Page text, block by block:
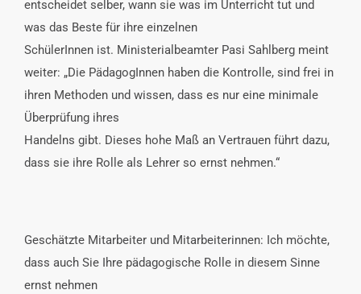
entscheidet selber, wann sie was im Unterricht tut und
was das Beste für ihre einzelnen
SchülerInnen ist. Ministerialbeamter Pasi Sahlberg meint
weiter: „Die PädagogInnen haben die Kontrolle, sind frei in
ihren Methoden und wissen, dass es nur eine minimale
Überprüfung ihres
Handelns gibt. Dieses hohe Maß an Vertrauen führt dazu,
dass sie ihre Rolle als Lehrer so ernst nehmen.“
Geschätzte Mitarbeiter und Mitarbeiterinnen: Ich möchte,
dass auch Sie Ihre pädagogische Rolle in diesem Sinne
ernst nehmen